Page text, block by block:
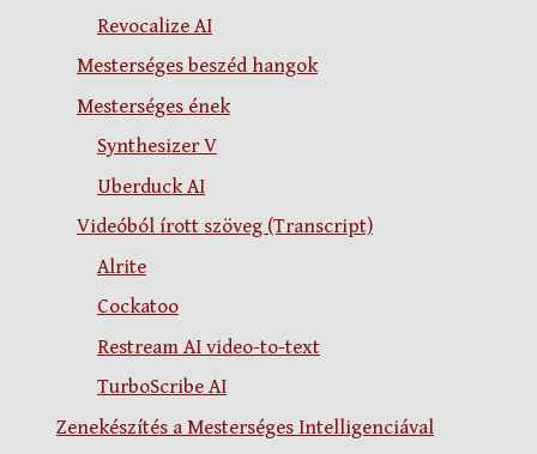
Revocalize AI
Mesterséges beszéd hangok
Mesterséges ének
Synthesizer V
Uberduck AI
Videóból írott szöveg (Transcript)
Alrite
Cockatoo
Restream AI video-to-text
TurboScribe AI
Zenekészítés a Mesterséges Intelligenciával